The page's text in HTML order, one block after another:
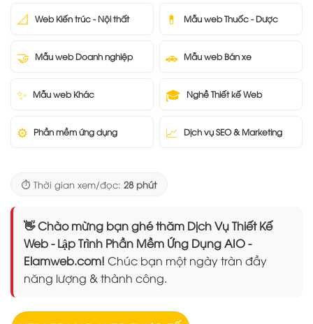
📐 Web Kiến trúc - Nội thất 💊 Mẫu web Thuốc - Dược
🤝 Mẫu web Doanh nghiệp 🚗 Mẫu web Bán xe
✨ Mẫu web Khác 🎓 Nghề Thiết kế Web
⚙️ Phần mềm ứng dụng 📈 Dịch vụ SEO & Marketing
⏱️ Thời gian xem/đọc: 28 phút
👋 Chào mừng bạn ghé thăm Dịch Vụ Thiết Kế
Web - Lập Trình Phần Mềm Ứng Dụng AIO -
Elamweb.com! Chúc bạn một ngày tràn đầy
năng lượng & thành công.